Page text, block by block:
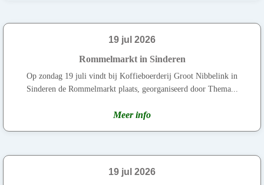
19 jul 2026
Rommelmarkt in Sinderen
Op zondag 19 juli vindt bij Koffieboerderij Groot Nibbelink in
Sinderen de Rommelmarkt plaats, georganiseerd door Thema...
Meer info
19 jul 2026